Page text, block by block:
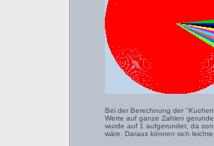
Bei der Berechnung der "
Werte auf ganze Zahlen
wurde auf 1 aufgerundet, da
wäre. Daraus können sich